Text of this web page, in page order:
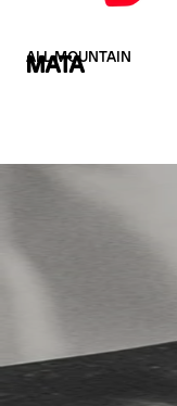
ALL MOUNTAIN
MATA